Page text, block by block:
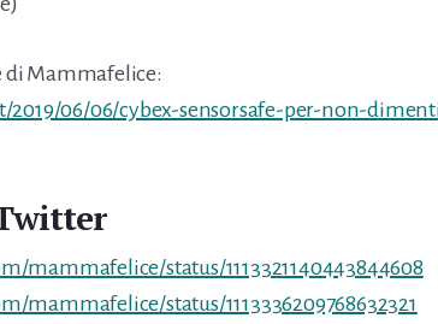
di Mammafelice:
06/06/cybex-sensorsafe-per-non-
mammafelice/status/1113321140443844608
mammafelice/status/1113336209768632321